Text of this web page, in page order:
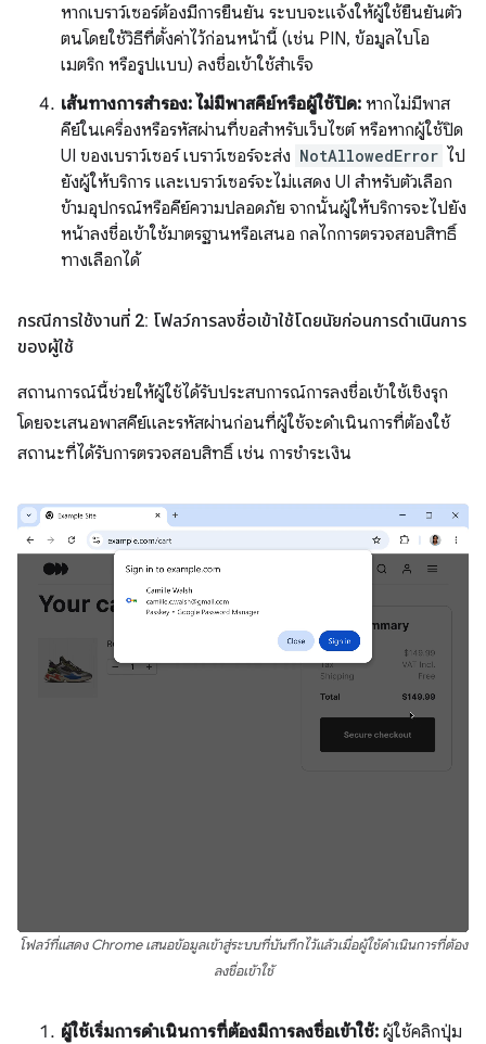
หากเบราว์เซอร์ต้องมีการยืนยัน ระบบจะแจ้งให้ผู้ใช้ยืนยันตัว
ตนโดยใช้วิธีที่ตั้งค่าไว้ก่อนหน้านี้ (เช่น PIN, ข้อมูลไบโอ
เมตริก หรือรูปแบบ) ลงชื่อเข้าใช้สำเร็จ
เส้นทางการสำรอง: ไม่มีพาสคีย์หรือผู้ใช้ปิด: หากไม่มีพาส
คีย์ในเครื่องหรือรหัสผ่านที่ขอสำหรับเว็บไซต์ หรือหากผู้ใช้ปิด
UI ของเบราว์เซอร์ เบราว์เซอร์จะส่ง NotAllowedError ไป
ยังผู้ให้บริการ และเบราว์เซอร์จะไม่แสดง UI สำหรับตัวเลือก
ข้ามอุปกรณ์หรือคีย์ความปลอดภัย จากนั้นผู้ให้บริการจะไปยัง
หน้าลงชื่อเข้าใช้มาตรฐานหรือเสนอ กลไกการตรวจสอบสิทธิ์
ทางเลือกได้
กรณีการใช้งานที่ 2: โฟลว์การลงชื่อเข้าใช้โดยนัยก่อนการดำเนินการ
ของผู้ใช้
สถานการณ์นี้ช่วยให้ผู้ใช้ได้รับประสบการณ์การลงชื่อเข้าใช้เชิงรุก
โดยจะเสนอพาสคีย์และรหัสผ่านก่อนที่ผู้ใช้จะดำเนินการที่ต้องใช้
สถานะที่ได้รับการตรวจสอบสิทธิ์ เช่น การชำระเงิน
โฟลว์ที่แสดง Chrome เสนอข้อมูลเข้าสู่ระบบที่บันทึกไว้แล้วเมื่อผู้ใช้ดำเนินการที่ต้อง
ลงชื่อเข้าใช้
ผู้ใช้เริ่มการดำเนินการที่ต้องมีการลงชื่อเข้าใช้: ผู้ใช้คลิกปุ่ม